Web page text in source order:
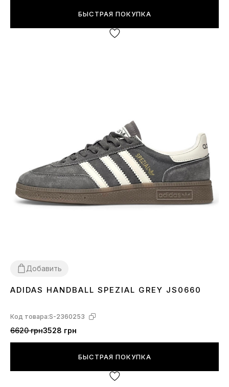
БЫСТРАЯ ПОКУПКА
Добавить
36 3839 41
ADIDAS HANDBALL SPEZIAL GREY JS0660
Код товара:S-2360253
6620 грн3528 грн
БЫСТРАЯ ПОКУПКА